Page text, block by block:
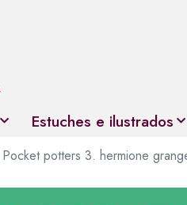
Estuches e ilustrados
Pocket potters 3. hermione